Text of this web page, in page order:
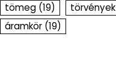
tömeg (19) törvények
áramkör (19)